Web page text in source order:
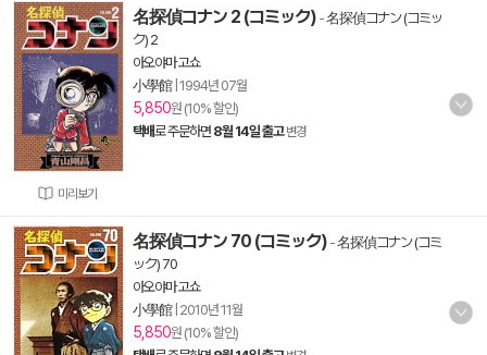
미리보기
名探偵コナン 2 (コミック) -名探偵コナン (コミッ
ク) 2
아오야마 고쇼
小學館| 1994년 07월
5,850원 (10% 할인)
택배로 주문하면 8월 14일 출고 변경
名探偵コナン 70 (コミック) -名探偵コナン (コミ
ック) 70
아오야마 고쇼
小學館| 2010년 11월
5,850원 (10% 할인)